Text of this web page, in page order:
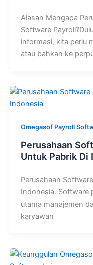
Alasan Mengapa
Software
informasi, kita perlu
atau bahkan ke
Omegasof Payroll
Perusahaan
Untuk Pabrik Di
Perusahaan
Indonesia. Software
utama manajemen
karyawan